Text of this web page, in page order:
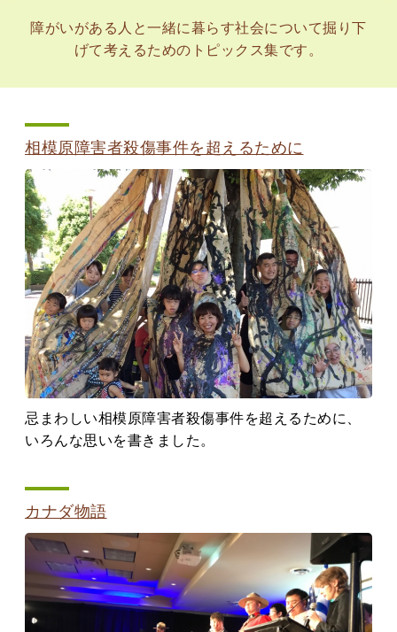
障がいがある人と一緒に暮らす社会について掘り下
げて考えるためのトピックス集です。
相模原障害者殺傷事件を超えるために
忌まわしい相模原障害者殺傷事件を超えるために、
いろんな思いを書きました。
カナダ物語